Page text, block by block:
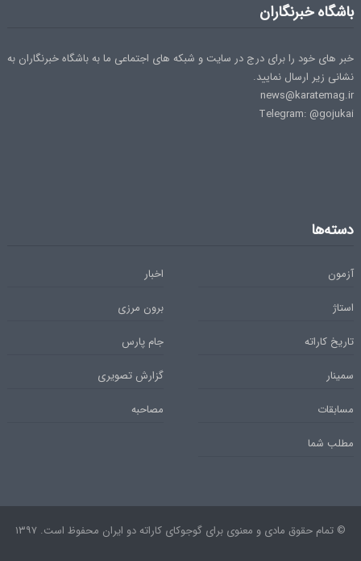
باشگاه خبرنگاران
خبر های خود را برای درج در سایت و شبکه های اجتماعی ما به باشگاه خبرنگاران به
نشانی زیر ارسال نمایید.
news@karatemag.ir
Telegram: @gojukai
دسته‌ها
آزمون
اخبار
استاژ
برون مرزی
تاریخ کاراته
جام پارس
سمینار
گزارش تصویری
مسابقات
مصاحبه
مطلب شما
© تمام حقوق مادی و معنوی برای گوجوکای کاراته دو ایران محفوظ است. ۱۳۹۷